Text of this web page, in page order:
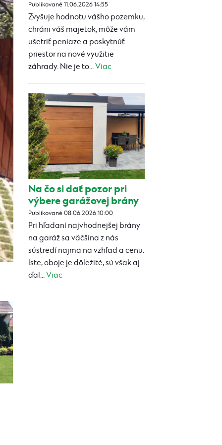
Publikované 11.06.2026 14:55
Zvyšuje hodnotu vášho pozemku,
chráni váš majetok, môže vám
ušetriť peniaze a poskytnúť
priestor na nové využitie
záhrady. Nie je to...Viac
Na čo si dať pozor pri
výbere garážovej brány
Publikované 08.06.2026 10:00
Pri hľadaní najvhodnejšej brány
na garáž sa väčšina z nás
sústredí najmä na vzhľad a cenu.
Iste, oboje je dôležité, sú však aj
ďal...Viac